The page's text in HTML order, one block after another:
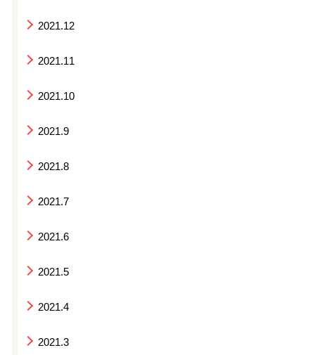
2021.12
2021.11
2021.10
2021.9
2021.8
2021.7
2021.6
2021.5
2021.4
2021.3